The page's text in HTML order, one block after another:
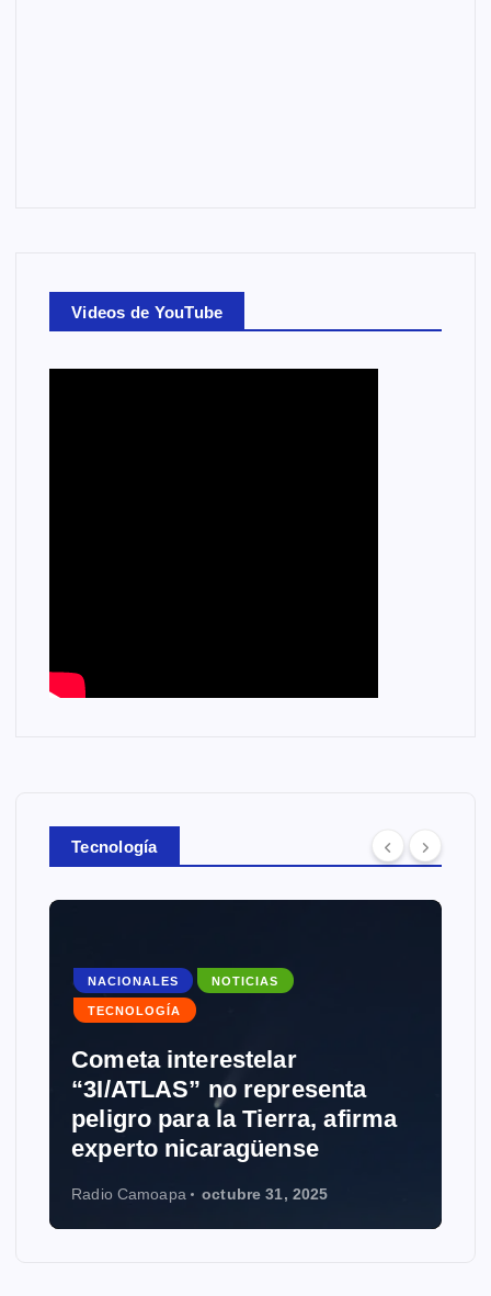
Videos de YouTube
Tecnología
NACIONALES NOTICIAS
TECNOLOGÍA
Cometa interestelar
“3I/ATLAS” no representa
peligro para la Tierra, afirma
experto nicaragüense
Radio Camoapa octubre 31, 2025